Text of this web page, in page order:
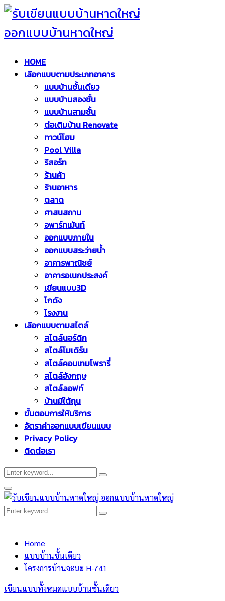
HOME
เลือกแบบตามประเภทอาคาร
แบบบ้านชั้นเดียว
แบบบ้านสองชั้น
แบบบ้านสามชั้น
ต่อเติมบ้าน Renovate
ทาวน์โฮม
Pool Villa
รีสอร์ท
ร้านค้า
ร้านอาหาร
ตลาด
ศาสนสถาน
อพาร์ทเม้นท์
ออกแบบภายใน
ออกแบบสระว่ายน้ำ
อาคารพาณิชย์
อาคารอเนกประสงค์
เขียนแบบ3D
โกดัง
โรงงาน
เลือกแบบตามสไตล์
สไตล์นอร์ดิก
สไตล์โมเดิร์น
สไตล์คอนเทมโพรารี่
สไตล์อังกฤษ
สไตล์ลอฟท์
บ้านมีใต้ถุน
ขั้นตอนการให้บริการ
อัตราค่าออกแบบเขียนแบบ
Privacy Policy
ติดต่อเรา
Search
for:
Search
Primary
Menu
Search
Search
Home
แบบบ้านชั้นเดียว
โครงการบ้านจะนะ H-741
เขียนแบบทั้งหมดแบบบ้านชั้นเดียว